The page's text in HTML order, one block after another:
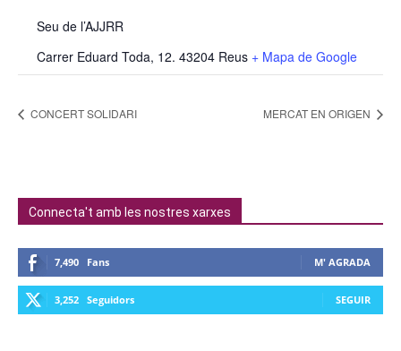
Seu de l’AJJRR
Carrer Eduard Toda, 12. 43204 Reus + Mapa de Google
CONCERT SOLIDARI MERCAT EN ORIGEN
Connecta't amb les nostres xarxes
7,490 Fans M' AGRADA
3,252 Seguidors SEGUIR